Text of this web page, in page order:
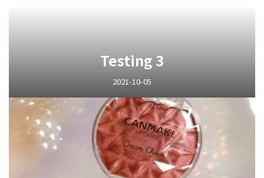
Testing 3
2021-10-05